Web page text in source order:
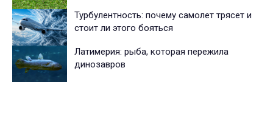
Турбулентность: почему самолет трясет и
стоит ли этого бояться
Латимерия: рыба, которая пережила
динозавров